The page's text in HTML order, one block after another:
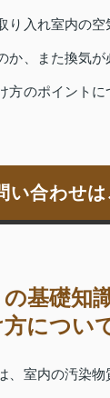
り入れ室内の空
か、また換気が
方のポイントに
い合わせは
基礎知
につい
、室内の汚染物